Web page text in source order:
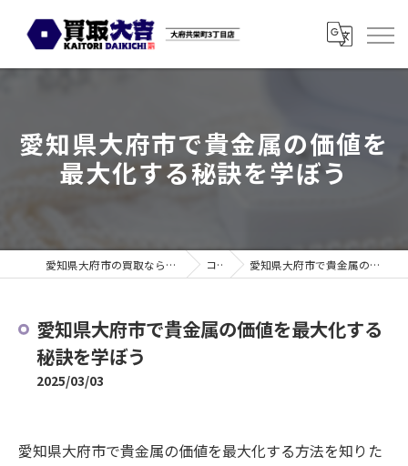
愛知県大府市で貴金属の価値を
最大化する秘訣を学ぼう
愛知県大府市の買取なら買取大吉 大府共栄町3丁目店 コラム 愛知県大府市で貴金属の価値を最大化する秘訣を学ぼう
愛知県大府市で貴金属の価値を最大化する
秘訣を学ぼう
2025/03/03
愛知県大府市で貴金属の価値を最大化する方法を知りた